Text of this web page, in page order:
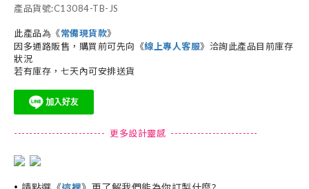
產品貨號:C13084-TB-JS
此產品為《常備現貨款》
因多通路販售，購買前可先向《線上專人客服》洽詢此產品目前庫存
狀況
若有庫存，七天內可安排送貨
------------------------ 更多設計靈感 -----------------------